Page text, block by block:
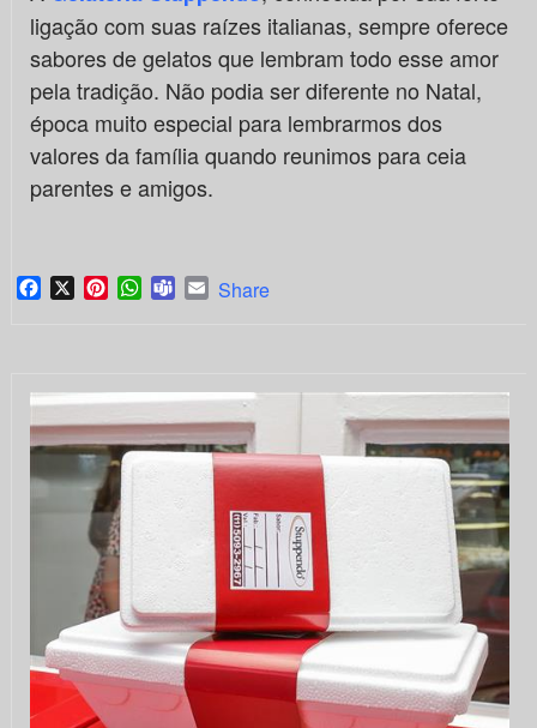
ligação com suas raízes italianas, sempre oferece
sabores de gelatos que lembram todo esse amor
pela tradição. Não podia ser diferente no Natal,
época muito especial para lembrarmos dos
valores da família quando reunimos para ceia
parentes e amigos.
Facebook
X PinterestWhatsApp
TeamsEmail
Share